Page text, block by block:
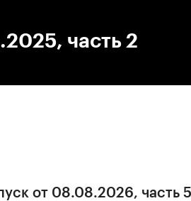
часть 2
от 08.08.2026, часть 5